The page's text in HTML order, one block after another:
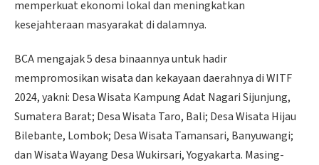
memperkuat ekonomi lokal dan meningkatkan
kesejahteraan masyarakat di dalamnya.
BCA mengajak 5 desa binaannya untuk hadir
mempromosikan wisata dan kekayaan daerahnya di WITF
2024, yakni: Desa Wisata Kampung Adat Nagari Sijunjung,
Sumatera Barat; Desa Wisata Taro, Bali; Desa Wisata Hijau
Bilebante, Lombok; Desa Wisata Tamansari, Banyuwangi;
dan Wisata Wayang Desa Wukirsari, Yogyakarta. Masing-